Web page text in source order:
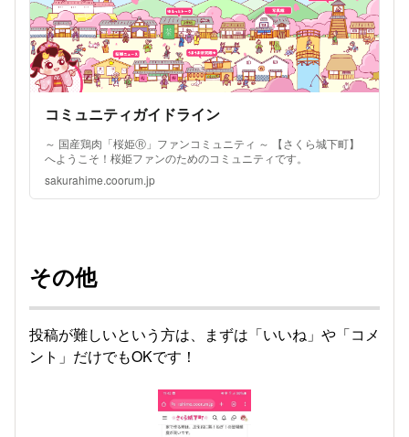
コミュニティガイドライン
～ 国産鶏肉「桜姫Ⓡ」ファンコミュニティ ～ 【さくら城下町】
へようこそ！桜姫ファンのためのコミュニティです。
sakurahime.coorum.jp
その他
投稿が難しいという方は、まずは「いいね」や「コメ
ント」だけでもOKです！